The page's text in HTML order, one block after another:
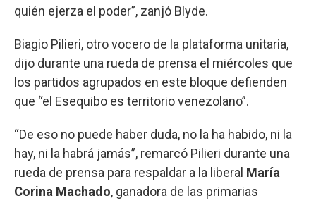
quién ejerza el poder”, zanjó Blyde.
Biagio Pilieri, otro vocero de la plataforma unitaria,
dijo durante una rueda de prensa el miércoles que
los partidos agrupados en este bloque defienden
que “el Esequibo es territorio venezolano”.
“De eso no puede haber duda, no la ha habido, ni la
hay, ni la habrá jamás”, remarcó Pilieri durante una
rueda de prensa para respaldar a la liberal María
Corina Machado, ganadora de las primarias